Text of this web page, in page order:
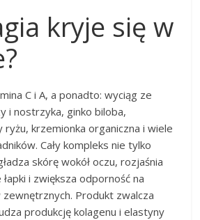
kryje się w
C i A, a ponadto: wyciąg ze
i nostrzyka, ginko biloba,
krzemionka organiczna i wiele
Cały kompleks nie tylko
skórę wokół oczu, rozjaśnia
i zwiększa odporność na
zewnętrznych. Produkt zwalcza
produkcję kolagenu i elastyny